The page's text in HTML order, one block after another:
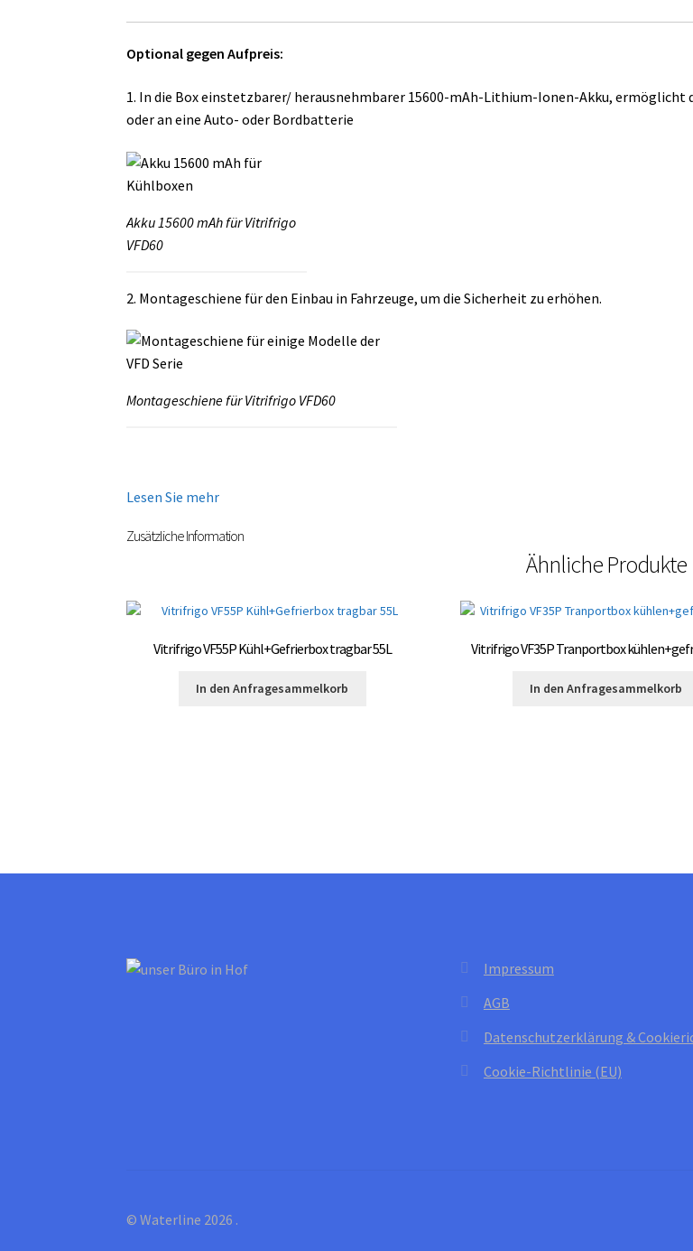
Optional gegen Aufpreis:
1. In die Box einstetzbarer/ herausnehmbarer 15600-mAh-Lithium-Ionen-Akku, ermöglicht
oder an eine Auto- oder Bordbatterie
Akku 15600 mAh für Vitrifrigo
VFD60
2. Montageschiene für den Einbau in Fahrzeuge, um die Sicherheit zu erhöhen.
Montageschiene für Vitrifrigo VFD60
Lesen Sie mehr
Zusätzliche Information
Ähnliche Produkte
Vitrifrigo VF55P Kühl+Gefrierbox tragbar 55L
In den Anfragesammelkorb
Vitrifrigo VF35P Tranportbox
In den Anfragesammelkorb
Impressum
AGB
Datenschutzerklärung &
Cookie-Richtlinie (EU)
© Waterline 2026 .